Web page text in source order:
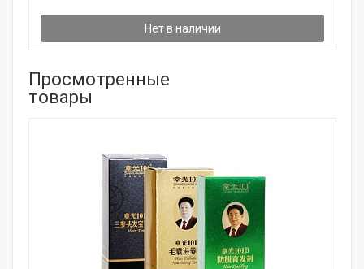
Нет в наличии
Просмотренные
товары